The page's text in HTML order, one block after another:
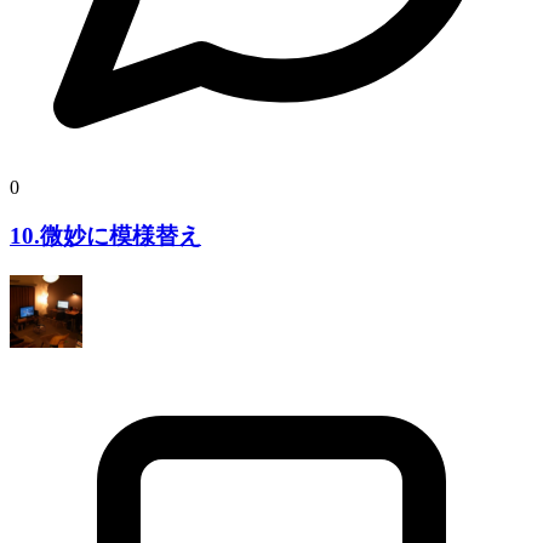
0
10.微妙に模様替え